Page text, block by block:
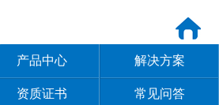
产品中心 解决方案
资质证书 常见问答